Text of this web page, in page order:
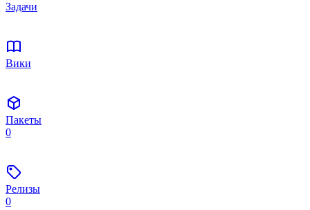
Задачи
Вики
Пакеты
0
Релизы
0